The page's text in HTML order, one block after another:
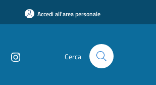
Accedi all'area personale
Cerca